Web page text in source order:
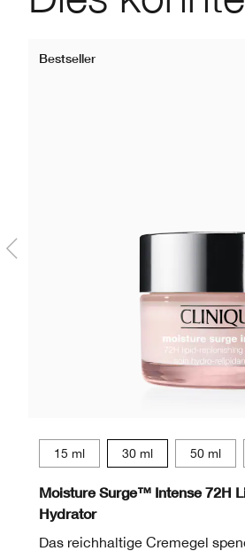
Bestseller
15 ml 30 ml 50 ml
Moisture Surge™ Intense 72H
Hydrator
Das reichhaltige Cremegel